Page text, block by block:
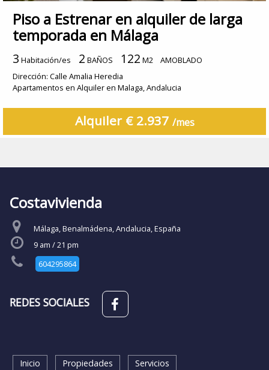
Piso a Estrenar en alquiler de larga
temporada en Málaga
3 Habitación/es 2 BAÑOS 122 M2
AMOBLADO
Dirección: Calle Amalia Heredia
Apartamentos en Alquiler en Malaga, Andalucia
Alquiler € 2.937 /mes
Costavivienda
Málaga, Benalmádena, Andalucia, España
9 am / 21 pm
604295864
REDES SOCIALES
Inicio Propiedades
Servicios